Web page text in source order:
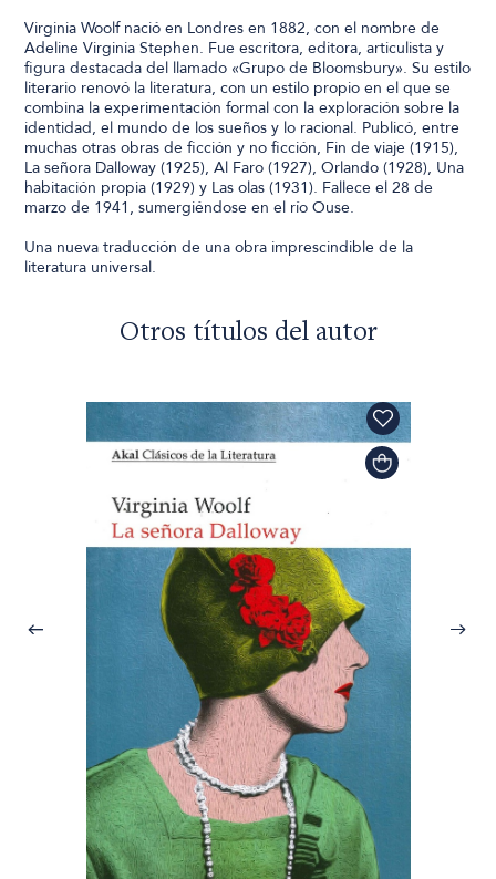
Virginia Woolf nació en Londres en 1882, con el nombre de
Adeline Virginia Stephen. Fue escritora, editora, articulista y
figura destacada del llamado «Grupo de Bloomsbury». Su estilo
literario renovó la literatura, con un estilo propio en el que se
combina la experimentación formal con la exploración sobre la
identidad, el mundo de los sueños y lo racional. Publicó, entre
muchas otras obras de ficción y no ficción, Fin de viaje (1915),
La señora Dalloway (1925), Al Faro (1927), Orlando (1928), Una
habitación propia (1929) y Las olas (1931). Fallece el 28 de
marzo de 1941, sumergiéndose en el río Ouse.
Una nueva traducción de una obra imprescindible de la
literatura universal.
Otros títulos del autor